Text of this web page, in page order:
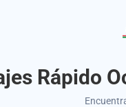
Rápido